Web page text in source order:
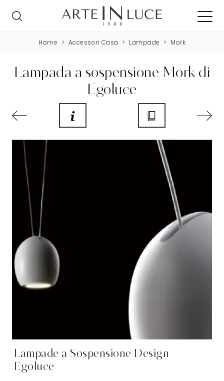
Home > Accessori Casa > Lampade > Mork
Lampada a sospensione Mork di
Egoluce
Lampade a Sospensione Design
Egoluce